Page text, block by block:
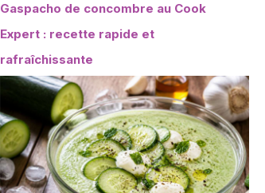
Gaspacho de concombre au Cook
Expert : recette rapide et
rafraîchissante